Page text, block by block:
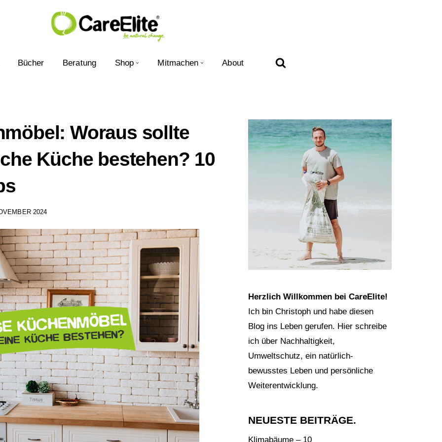
Bücher Beratung Shop Mitmachen About
Woraus sollte
Küche bestehen? 10
2024
Herzlich Willkommen bei CareElite!
Ich bin Christoph und habe diesen
Blog ins Leben gerufen. Hier schreibe
ich über Nachhaltigkeit,
Umweltschutz, ein natürlich-
bewusstes Leben und persönliche
Weiterentwicklung.
NEUESTE BEITRÄGE.
Klimabäume – 10